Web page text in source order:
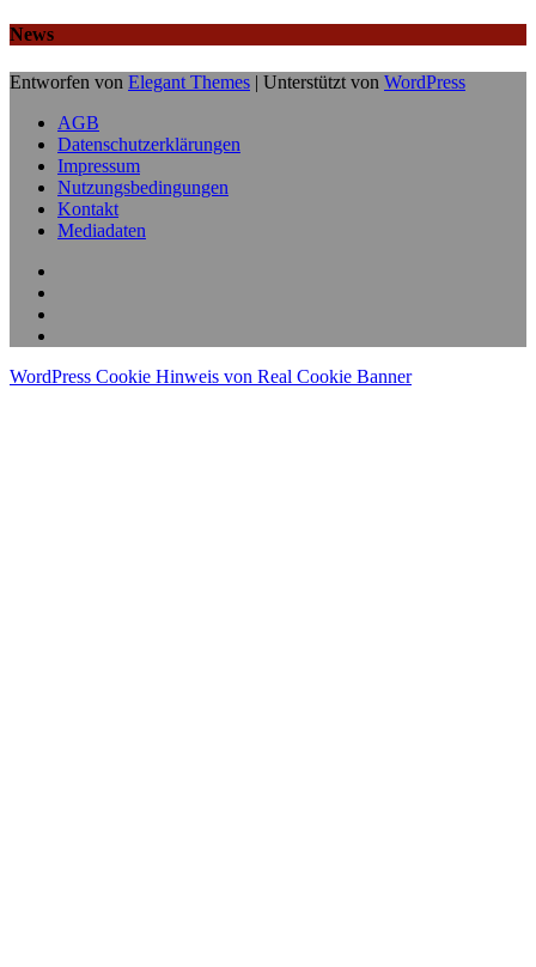
News
Entworfen von Elegant Themes | Unterstützt von WordPress
AGB
Datenschutzerklärungen
Impressum
Nutzungsbedingungen
Kontakt
Mediadaten
WordPress Cookie Hinweis von Real Cookie Banner